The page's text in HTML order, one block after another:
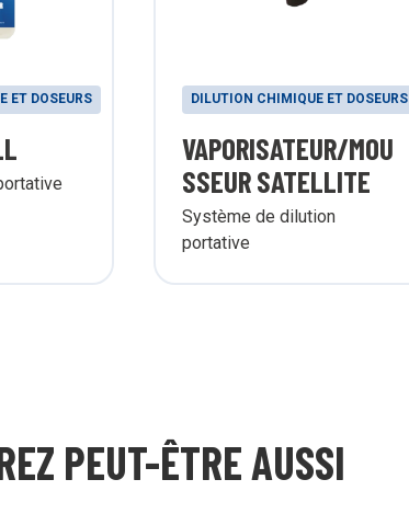
ET DOSEURS DILUTION CHIMIQUE ET DOSEURS
VAPORISATEUR/MOU
SSEUR SATELLITE
Système de dilution
portative
PEUT-ÊTRE AUSSI